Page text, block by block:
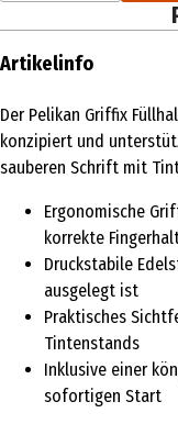
Artikelinfo
Der Pelikan Griffix
konzipiert und
sauberen Schrift mit
Ergonomische
korrekte
Druckstabile
ausgelegt ist
Praktisches
Tintenstands
Inklusive einer
sofortigen Start